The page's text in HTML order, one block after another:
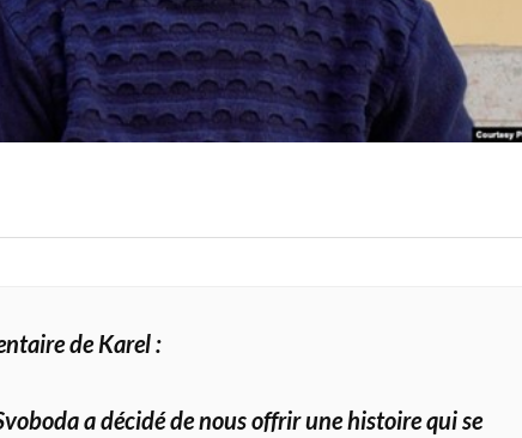
de Karel :
a décidé de nous offrir une histoire qui se